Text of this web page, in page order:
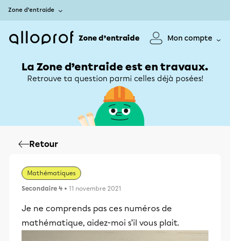
Zone d’entraide
Zone d’entraide Mon compte
La Zone d’entraide est en travaux.
Retrouve ta question parmi celles déjà posées!
Retour
Mathématiques
Secondaire 4 • 11 novembre 2021
Je ne comprends pas ces numéros de
mathématique, aidez-moi s’il vous plait.